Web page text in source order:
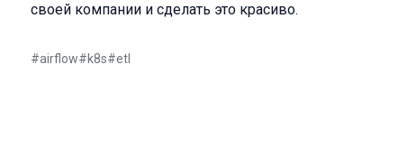
своей компании и сделать это красиво.
#airflow#k8s#etl